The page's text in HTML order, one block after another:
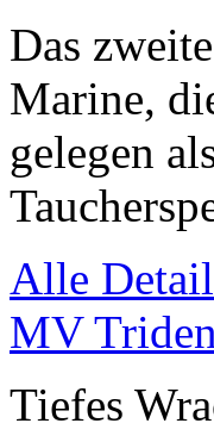
Das
Marine,
gelegen
Alle
MV
Tiefes